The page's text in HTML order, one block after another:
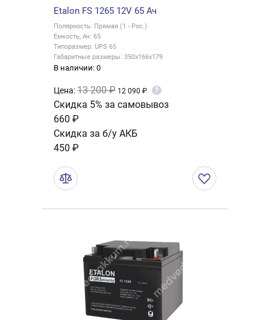
Etalon FS 1265 12V 65 Ач
Полярность: Прямая (1 - Рос.)
Емкость, Ач: 65
Типоразмер: UPS 65
Габаритные размеры: 350x166x179
В наличии: 0
Цена:13 200 ₽ 12 090 ₽ ?
Скидка 5% за самовывоз
660 ₽
Скидка за б/у АКБ
450 ₽